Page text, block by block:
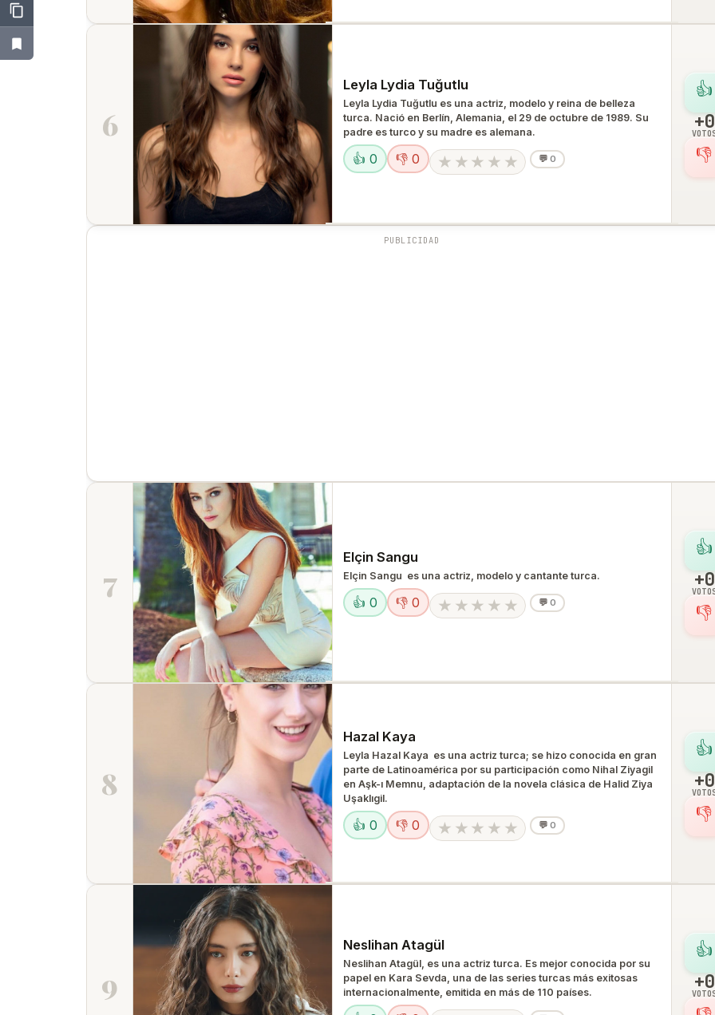
6
Leyla Lydia Tuğutlu
Leyla Lydia Tuğutlu es una actriz, modelo y reina de belleza
turca. Nació en Berlín, Alemania, el 29 de octubre de 1989. Su
padre es turco y su madre es alemana.
👍 0 👎 0 ★ ★ ★ ★ ★ 💬 0
👍
+0
👎
PUBLICIDAD
7
Elçin Sangu
Elçin Sangu ​ es una actriz, modelo y cantante turca.​​​ ​​​​​
👍 0 👎 0 ★ ★ ★ ★ ★ 💬 0
👍
+0
👎
8
Hazal Kaya
Leyla Hazal Kaya ​ es una actriz turca; se hizo conocida en gran
parte de Latinoamérica por su participación como Nihal Ziyagil
en Aşk-ı Memnu, adaptación de la novela clásica de Halid Ziya
Uşaklıgil.
👍 0 👎 0 ★ ★ ★ ★ ★ 💬 0
👍
+0
👎
9
Neslihan Atagül
Neslihan Atagül, es una actriz turca. Es mejor conocida por su
papel en Kara Sevda​, una de las series turcas más exitosas
internacionalmente, emitida en más de 110 países.
👍
+0